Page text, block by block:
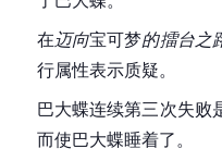
说明了情况，并表示
并打断了大针蜂的针，
了所有大针蜂的攻击。
在巴大蝶呆在小智的队
括华蓝市的水中花 在华